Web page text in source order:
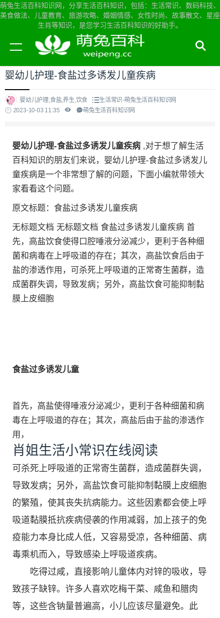
萌兔生活百科知识网，分享生活百科知识，包括：生活常识、数码科技、
美食做法、儿童教育、旅游攻略、婚姻情感、女性时尚、故事散文、星座
生肖等知识，是您学习生活百科知识的好助手。
当前位置： 萌兔生活百科知识网首页>生活常识
婴幼儿护理-食盐过多诱发儿童疾病
婴幼儿护理,食盐,养生,饮食
生活常识-萌兔生活百科知识网
2023-10-03 11:35
萌兔生活百科知识网
婴幼儿护理-食盐过多诱发儿童疾病 ,对于想了解生活
百科知识的朋友们来说，婴幼儿护理-食盐过多诱发儿
童疾病是一个非常想了解的问题，下面小编就带领大
家看看这个问题。
原文标题：食盐过多诱发儿童疾病
无标题文档 无标题文档 食盐过多诱发儿童疾病 首
先，高盐饮食使得口腔唾液分泌减少，更利于各种细
菌和病毒在上呼吸道的存在；其次，高盐饮食后由于
盐的渗透作用，可杀死上呼吸道的正常寄生菌群，造
成菌群失调，导致发病；另外，高盐饮食可能抑制黏
膜上皮细胞
食盐过多诱发儿童
首先，高盐使得唾液分泌减少，更利于各种细菌和病
毒在上呼吸道的存在；其次，高盐后由于盐的渗透作
用，
肖姐生活小常识在线阅读
可杀死上呼吸道的正常寄生菌群，造成菌群失调，
导致发病；另外，高盐饮食可能抑制黏膜上皮细胞
的繁殖，使其丧失抗病能力。这些因素都会使上呼
吸道黏膜抵抗疾病侵袭的作用减弱，加上孩子的免
疫能力本身比成人低，又容易受凉，各种细菌、病
毒乘机而入，导致感染上呼吸道疾病。
吃得过咸，直接影响儿童体内对锌的吸收，导
致孩子缺锌。许多人喜欢吃梅干菜、咸鱼和腊肉
等，这些含钠量普遍高，小儿应该尽量避免。此